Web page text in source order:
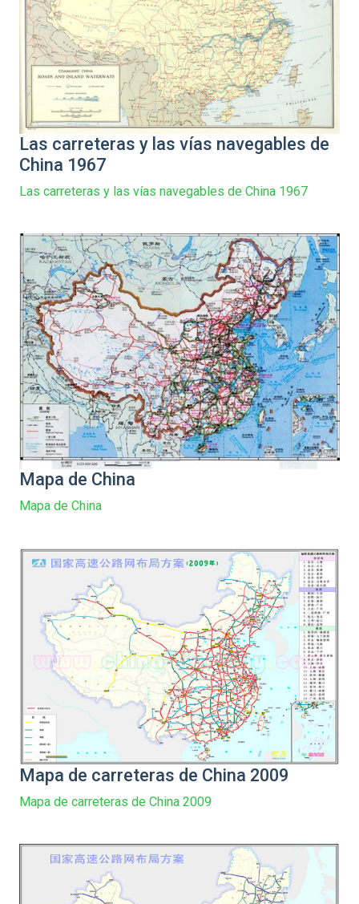
Las carreteras y las vías navegables de
China 1967
Las carreteras y las vías navegables de China 1967
Mapa de China
Mapa de China
Mapa de carreteras de China 2009
Mapa de carreteras de China 2009